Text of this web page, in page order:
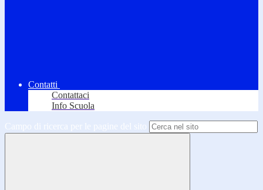
Contatti
Contattaci
Info Scuola
Campo di ricerca per le pagine del sito